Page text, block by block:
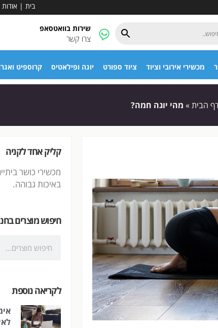
בית | אודות
שירות בוואטסאפ
צרו קשר
מכשירי אירובי וציוד ציוד ספורט יוגה ופילאטיס קרוספיט
הבית » מהי יוגה חמה?
קליק אחד לקניה
מכשירי כושר
באיכות גבוהה.
חיפוש מוצרים
לקריאה נוספת